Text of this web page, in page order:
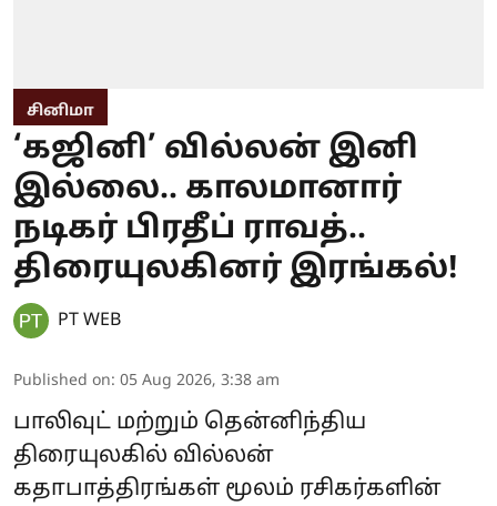
சினிமா
‘கஜினி’ வில்லன் இனி
இல்லை.. காலமானார்
நடிகர் பிரதீப் ராவத்..
திரையுலகினர் இரங்கல்!
PT WEB
Published on: 05 Aug 2026, 3:38 am
பாலிவுட் மற்றும் தென்னிந்திய
திரையுலகில் வில்லன்
கதாபாத்திரங்கள் மூலம் ரசிகர்களின்